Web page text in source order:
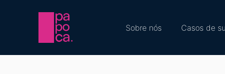
Sobre nós Casos de